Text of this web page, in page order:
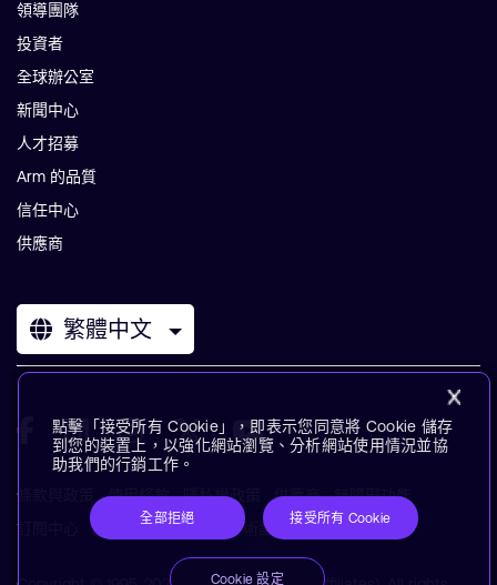
領導團隊
投資者
全球辦公室
新聞中心
人才招募
Arm 的品質
信任中心
供應商
繁體中文
條款與政策 使用條款 隱私權政策 供應商
無障礙功能
訂閱中心
商標 現代奴役聲明 術語表
點擊「接受所有 Cookie」，即表示您同意將 Cookie 儲存
到您的裝置上，以強化網站瀏覽、分析網站使用情況並協
助我們的行銷工作。
全部拒絕 接受所有 Cookie
Cookie 設定